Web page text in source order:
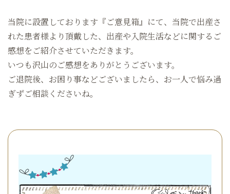
当院に設置しております『ご意見箱』にて、当院で出産さ
れた患者様より頂戴した、出産や入院生活などに関するご
感想をご紹介させていただきます。
いつも沢山のご感想をありがとうございます。
ご退院後、お困り事などございましたら、お一人で悩み過
ぎずご相談くださいね。